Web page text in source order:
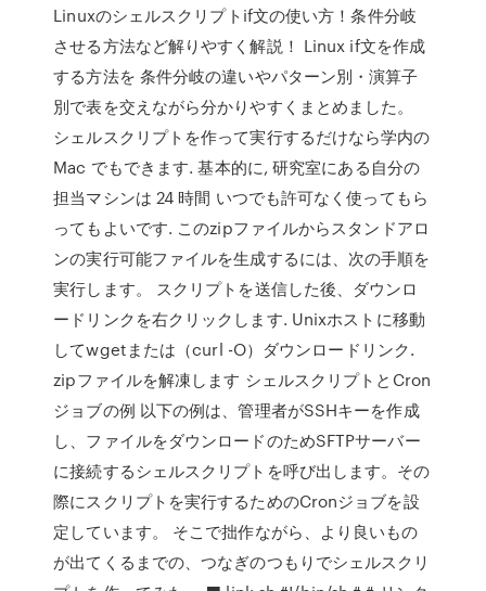
Linuxのシェルスクリプトif文の使い方！条件分岐
させる方法など解りやすく解説！ Linux if文を作成
する方法を 条件分岐の違いやパターン別・演算子
別で表を交えながら分かりやすくまとめました。
シェルスクリプトを作って実行するだけなら学内の
Mac でもできます. 基本的に, 研究室にある自分の
担当マシンは 24 時間 いつでも許可なく使ってもら
ってもよいです. このzipファイルからスタンドアロ
ンの実行可能ファイルを生成するには、次の手順を
実行します。 スクリプトを送信した後、ダウンロ
ードリンクを右クリックします. Unixホストに移動
してwgetまたは（curl -O）ダウンロードリンク.
zipファイルを解凍します シェルスクリプトとCron
ジョブの例 以下の例は、管理者がSSHキーを作成
し、ファイルをダウンロードのためSFTPサーバー
に接続するシェルスクリプトを呼び出します。その
際にスクリプトを実行するためのCronジョブを設
定しています。 そこで拙作ながら、より良いもの
が出てくるまでの、つなぎのつもりでシェルスクリ